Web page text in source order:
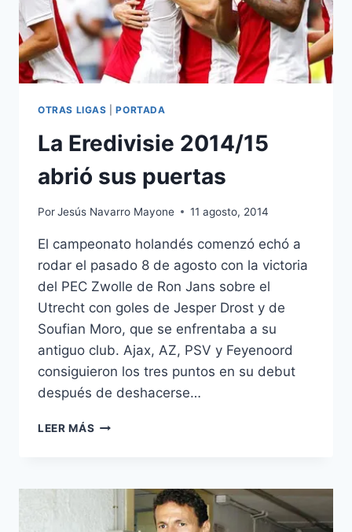
LA
EREDIVISIE
OTRAS LIGAS |PORTADA
La Eredivisie 2014/15
abrió sus puertas
PorJesús Navarro Mayone 11 agosto, 2014
El campeonato holandés comenzó echó a
rodar el pasado 8 de agosto con la victoria
del PEC Zwolle de Ron Jans sobre el
Utrecht con goles de Jesper Drost y de
Soufian Moro, que se enfrentaba a su
antiguo club. Ajax, AZ, PSV y Feyenoord
consiguieron los tres puntos en su debut
después de deshacerse…
LEER MÁS LA
SUS
PUERTAS